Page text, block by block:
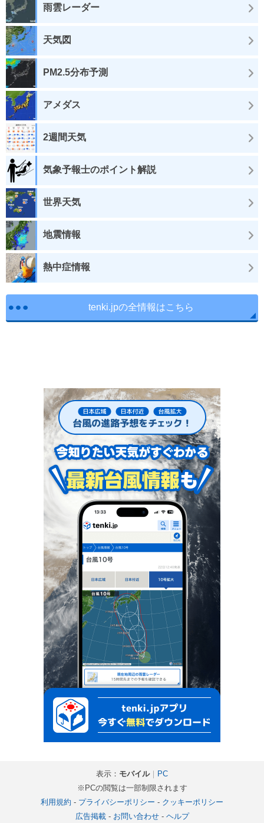
雨雲レーダー
天気図
PM2.5分布予測
アメダス
2週間天気
気象予報士のポイント解説
世界天気
地震情報
熱中症情報
tenki.jpの全情報はこちら
表示： モバイル｜ PC
※PCの閲覧は一部制限されます
利用規約 - プライバシーポリシー - クッキーポリシー
広告掲載- お問い合わせ- ヘルプ